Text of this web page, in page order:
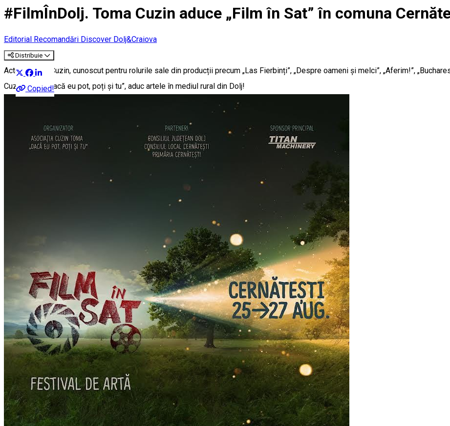
#FilmÎnDolj. Toma Cuzin aduce „Film în Sat” în comuna
Editorial Recomandări Discover Dolj&Craiova
Distribuie
Copied!
Actorul Toma Cuzin, cunoscut pentru rolurile sale din producții precum „Las Fierbinți”, „Despre oameni și melci”, „Aferim!”,
Cuzin Toma „Dacă eu pot, poți și tu”, aduc artele în mediul rural din Dolj!